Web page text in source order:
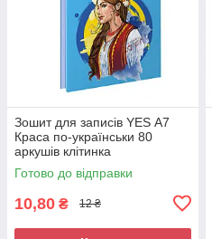
Зошит для записів YES А7
Краса по-українськи 80
аркушів клітинка
Готово до відправки
10,80 ₴ 12 ₴